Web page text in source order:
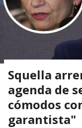
Squella
agenda de
cómodos
garantista"